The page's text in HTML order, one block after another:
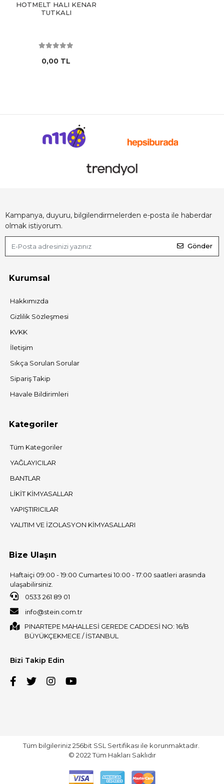
HOTMELT HALI KENAR
TUTKALI
0,00 TL
Kampanya, duyuru, bilgilendirmelerden e-posta ile haberdar
olmak istiyorum.
Gönder
Kurumsal
Hakkımızda
Gizlilik Sözleşmesi
KVKK
İletişim
Sıkça Sorulan Sorular
Sipariş Takip
Havale Bildirimleri
Kategoriler
Tüm Kategoriler
YAĞLAYICILAR
BANTLAR
LİKİT KİMYASALLAR
YAPIŞTIRICILAR
YALITIM VE İZOLASYON KİMYASALLARI
Bize Ulaşın
Haftaiçi 09:00 - 19:00 Cumartesi 10:00 - 17:00 saatleri arasında
ulaşabilirsiniz.
0533 261 89 01
info@stein.com.tr
PINARTEPE MAHALLESİ GEREDE CADDESİ NO: 16/B
BÜYÜKÇEKMECE / İSTANBUL
Bizi Takip Edin
Tüm bilgileriniz 256bit SSL Sertifikası ile korunmaktadır.
© 2022Tüm Hakları Saklıdır